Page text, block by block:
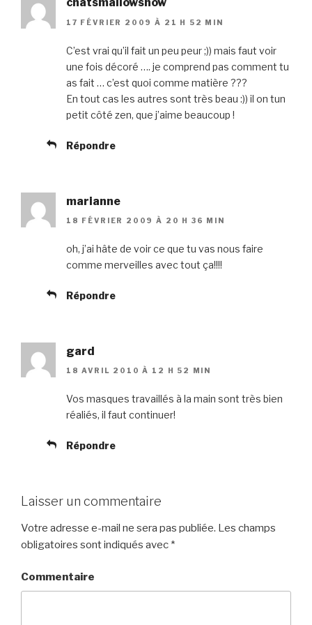
chatsmallowshow
17 FÉVRIER 2009 À 21 H 52 MIN
C’est vrai qu’il fait un peu peur ;)) mais faut voir
une fois décoré …. je comprend pas comment tu
as fait … c’est quoi comme matière ???
En tout cas les autres sont très beau :)) il on tun
petit côté zen, que j’aime beaucoup !
Répondre
marianne
18 FÉVRIER 2009 À 20 H 36 MIN
oh, j’ai hâte de voir ce que tu vas nous faire
comme merveilles avec tout ça!!!!
Répondre
gard
18 AVRIL 2010 À 12 H 52 MIN
Vos masques travaillés à la main sont très bien
réaliés, il faut continuer!
Répondre
Laisser un commentaire
Votre adresse e-mail ne sera pas publiée. Les champs
obligatoires sont indiqués avec *
Commentaire